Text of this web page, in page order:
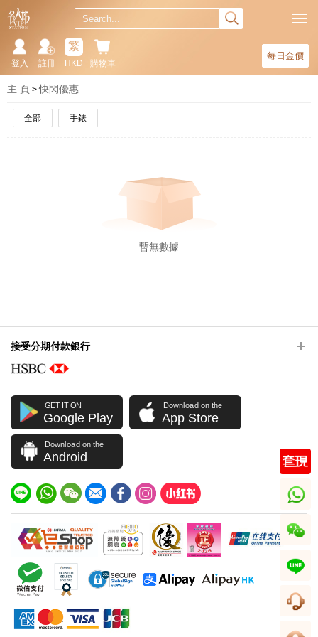
每日金價
購物車
繁
HKD
註冊
登入
主 頁 快閃優惠
全部 手錶
暫無數據
接受分期付款銀行
GET IT ON
Google Play
Download on the
App Store
Download on the
Android
whatsapp